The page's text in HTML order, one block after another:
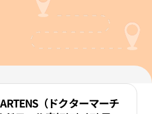
（ドクターマーチ